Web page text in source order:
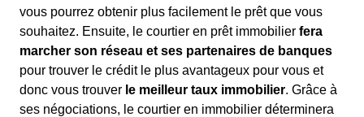
vous pourrez obtenir plus facilement le prêt que vous
souhaitez. Ensuite, le courtier en prêt immobilier fera
marcher son réseau et ses partenaires de banques
pour trouver le crédit le plus avantageux pour vous et
donc vous trouver le meilleur taux immobilier. Grâce à
ses négociations, le courtier en immobilier déterminera